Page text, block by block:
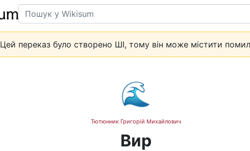
Пошук
Цей переказ було створено ШІ, тому він може містити
🌊
Тютюнник Григорій Михайлович
Вир